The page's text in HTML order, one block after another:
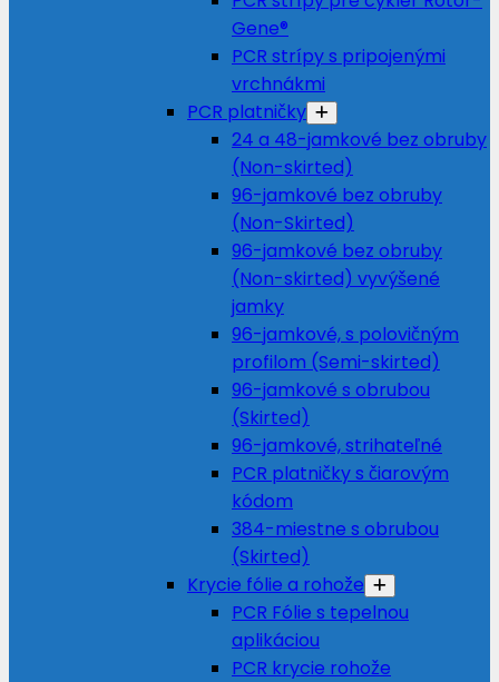
Gene®
PCR strípy s pripojenými
vrchnákmi
PCR platničky
24 a 48-jamkové bez obruby
(Non-skirted)
96-jamkové bez obruby
(Non-Skirted)
96-jamkové bez obruby
(Non-skirted) vyvýšené
jamky
96-jamkové, s polovičným
profilom (Semi-skirted)
96-jamkové s obrubou
(Skirted)
96-jamkové, strihateľné
PCR platničky s čiarovým
kódom
384-miestne s obrubou
(Skirted)
Krycie fólie a rohože
PCR Fólie s tepelnou
aplikáciou
PCR krycie rohože